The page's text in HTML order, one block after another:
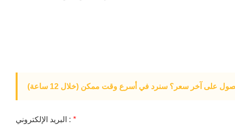
على آخر سعر؟ سنرد في أسرع وقت ممكن (خلال 12 ساعة)
البريد الإلكتروني : *